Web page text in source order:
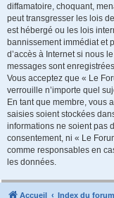
diffamatoire, choquant,
peut transgresser les lois
est hébergé ou les lois
bannissement immédiat et
d’accès à Internet si nous
messages sont
Vous acceptez que « Le
verrouille n’importe quel
En tant que membre, vous
saisies soient stockées
informations ne soient pas
consentement, ni « Le
comme responsables en
les données.
Accueil Index du forum